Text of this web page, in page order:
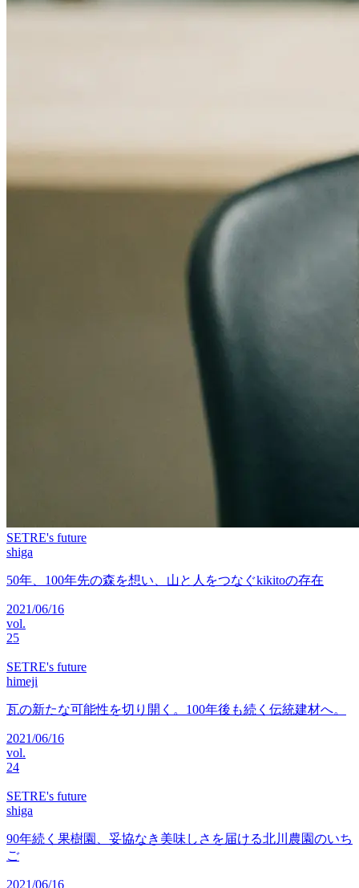
SETRE's future
shiga
50年、100年先の森を想い、山と人をつなぐkikitoの存在
2021/06/16
vol.
25
SETRE's future
himeji
瓦の新たな可能性を切り開く。100年後も続く伝統建材へ。
2021/06/16
vol.
24
SETRE's future
shiga
90年続く果樹園、妥協なき美味しさを届ける北川農園のいち
ご
2021/06/16